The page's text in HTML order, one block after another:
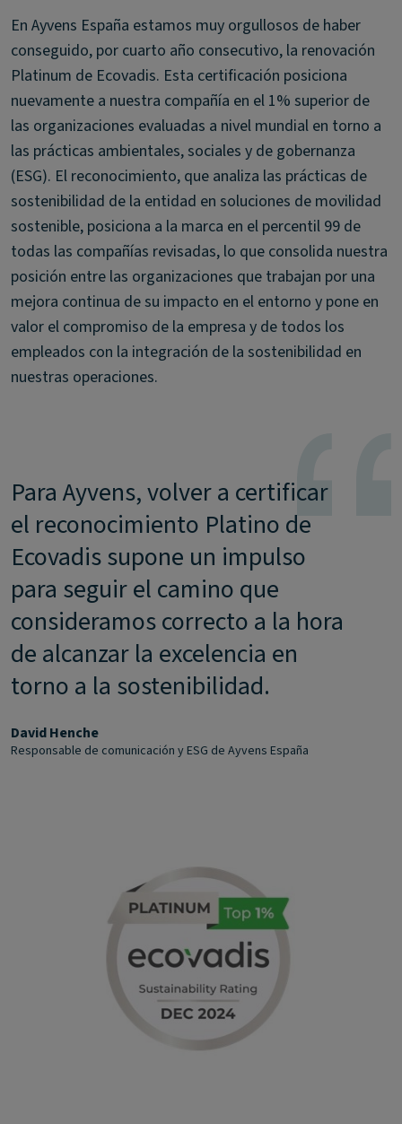
En Ayvens España estamos muy orgullosos de haber
conseguido, por cuarto año consecutivo, la renovación
Platinum de Ecovadis. Esta certificación posiciona
nuevamente a nuestra compañía en el 1% superior de
las organizaciones evaluadas a nivel mundial en torno a
las prácticas ambientales, sociales y de gobernanza
(ESG). El reconocimiento, que analiza las prácticas de
sostenibilidad de la entidad en soluciones de movilidad
sostenible, posiciona a la marca en el percentil 99 de
todas las compañías revisadas, lo que consolida nuestra
posición entre las organizaciones que trabajan por una
mejora continua de su impacto en el entorno y pone en
valor el compromiso de la empresa y de todos los
empleados con la integración de la sostenibilidad en
nuestras operaciones.
Para Ayvens, volver a certificar
el reconocimiento Platino de
Ecovadis supone un impulso
para seguir el camino que
consideramos correcto a la hora
de alcanzar la excelencia en
torno a la sostenibilidad.
David Henche
Responsable de comunicación y ESG de Ayvens España